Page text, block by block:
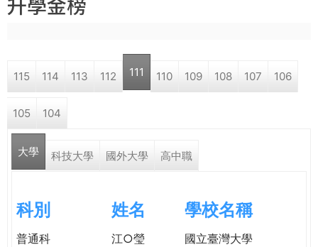
學
o
a
r
e
e
升學金榜
115 114 113 112 111 110 109 108 107 106
105 104
大學 科技大學 國外大學 高中職
科別 姓名 學校名稱
普通科 江○瑩
國立臺灣大學